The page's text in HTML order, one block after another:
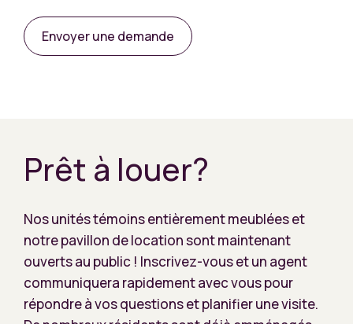
Envoyer une demande
Prêt à louer?
Nos unités témoins entièrement meublées et
notre pavillon de location sont maintenant
ouverts au public ! Inscrivez-vous et un agent
communiquera rapidement avec vous pour
répondre à vos questions et planifier une visite.